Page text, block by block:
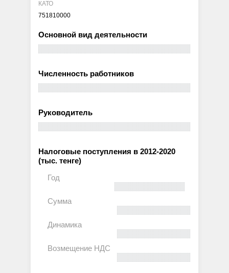
КАТО
751810000
Основной вид деятельности
Численность работников
Руководитель
Налоговые поступления в 2012-2020
(тыс. тенге)